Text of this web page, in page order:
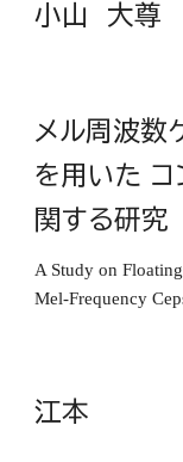
小山 大尊
メル周波数
を用いた コ
関する研究
A Study on
Mel-Frequency
江本